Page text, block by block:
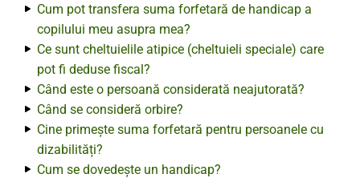
Cum pot transfera suma forfetară de handicap a
copilului meu asupra mea?
Ce sunt cheltuielile atipice (cheltuieli speciale) care
pot fi deduse fiscal?
Când este o persoană considerată neajutorată?
Când se consideră orbire?
Cine primește suma forfetară pentru persoanele cu
dizabilități?
Cum se dovedește un handicap?